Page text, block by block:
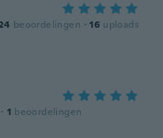
beoordelingen · 16 uploads
· 1 beoordelingen